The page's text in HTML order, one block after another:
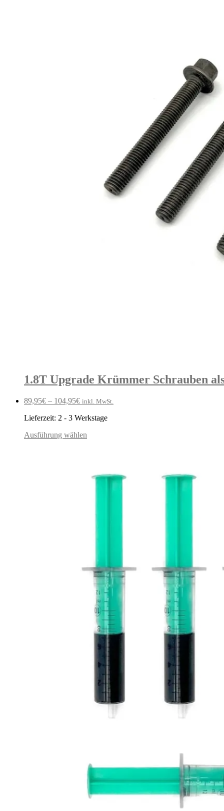
1.8T Upgrade Krümmer Schrauben
89,95€ – 104,95€ inkl. MwSt.
Lieferzeit: 2 - 3 Werkstage
Ausführung wählen